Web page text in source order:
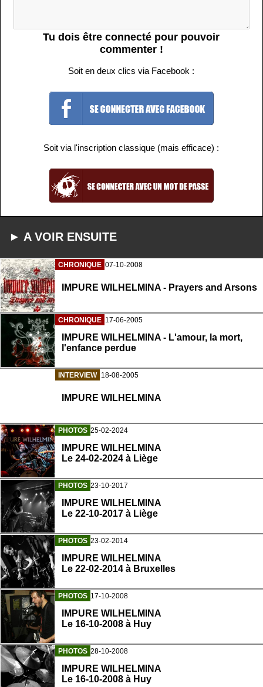
Tu dois être connecté pour pouvoir
commenter !
Soit en deux clics via Facebook :
Soit via l'inscription classique (mais efficace) :
► A VOIR ENSUITE
CHRONIQUE 07-10-2008
IMPURE WILHELMINA - Prayers and Arsons
CHRONIQUE 17-06-2005
IMPURE WILHELMINA - L'amour, la mort,
l'enfance perdue
INTERVIEW 18-08-2005
IMPURE WILHELMINA
PHOTOS 25-02-2024
IMPURE WILHELMINA
Le 24-02-2024 à Liège
PHOTOS 23-10-2017
IMPURE WILHELMINA
Le 22-10-2017 à Liège
PHOTOS 23-02-2014
IMPURE WILHELMINA
Le 22-02-2014 à Bruxelles
PHOTOS 17-10-2008
IMPURE WILHELMINA
Le 16-10-2008 à Huy
PHOTOS 28-10-2008
IMPURE WILHELMINA
Le 16-10-2008 à Huy